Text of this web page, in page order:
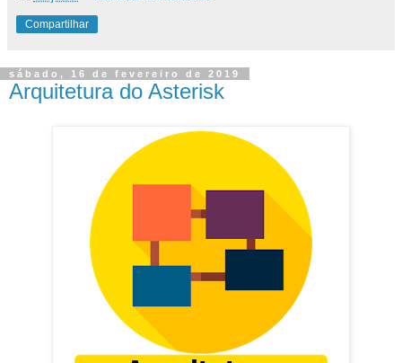
Compartilhar
sábado, 16 de fevereiro de 2019
Arquitetura do Asterisk